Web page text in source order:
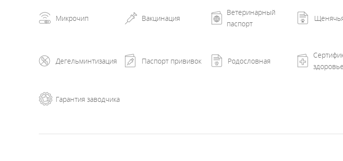
Микрочип Вакцинация
Ветеринарный
паспорт
Дегельминтизация Паспорт прививок Родословная
здоровье
Гарантия заводчика